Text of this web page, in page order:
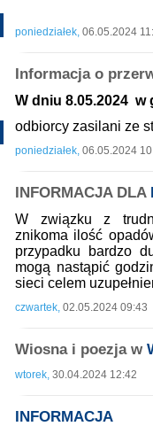
poniedziałek, 06.05.2024
Informacja o
W dniu 8.05.2024 w
odbiorcy zasilani ze
poniedziałek, 06.05.2024
INFORMACJA DLA
W związku z
znikoma ilość
przypadku bardzo
mogą nastąpić
sieci celem
czwartek, 02.05.2024 09:43
Wiosna i poezja w
wtorek, 30.04.2024 12:42
INFORMACJA